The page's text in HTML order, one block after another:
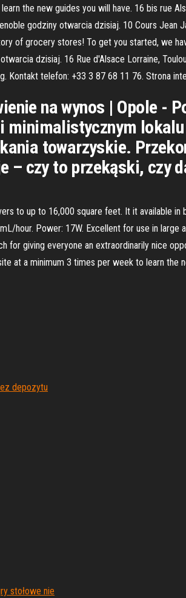
the new guides you will have. 16 bis rue
godziny otwarcia dzisiaj. 10 Cours Jean
of grocery stores! To get you started, we
dzisiaj. 16 Rue d'Alsace Lorraine,
Kontakt telefon: +33 3 87 68 11 76. Strona
na wynos | Opole -
minimalistycznym
towarzyskie.
– czy to przekąski, czy
to up to 16,000 square feet. It it available
hour. Power: 17W. Excellent for use in
for giving everyone an extraordinarily nice
at a minimum 3 times per week to learn the
depozytu
stołowe nie